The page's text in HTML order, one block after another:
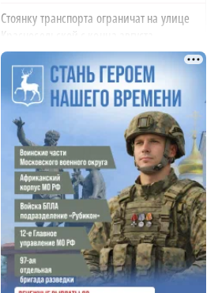
Стоянку транспорта ограничат на улице
Красносельской с конца августа
18:37
Волонтеры обнаружили заброшенный
дом, в котором живет около 20 собак и
щенков
18:02
В Нижегородской области наградили
более 40 организаций к Дню строителя
17:57
Садыр Жапаров и Глеб Никитин провели
рабочую встречу в Киргизии
17:38